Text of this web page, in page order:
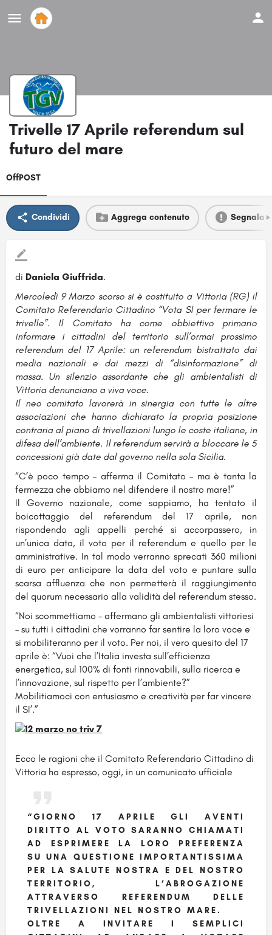
Trivelle 17 Aprile referendum sul
futuro del mare
OffPOST
Condividi Aggrega contenuto Segnala
di Daniela Giuffrida.
Mercoledì 9 Marzo scorso si è costituito a Vittoria (RG) il
Comitato Referendario Cittadino “Vota SI per fermare le
trivelle”. Il Comitato ha come obbiettivo primario
informare i cittadini del territorio sull’ormai prossimo
referendum del 17 Aprile: un referendum bistrattato dai
media nazionali e dai mezzi di “disinformazione” di
massa. Un silenzio assordante che gli ambientalisti di
Vittoria denunciano a viva voce.
Il neo comitato lavorerà in sinergia con tutte le altre
associazioni che hanno dichiarato la propria posizione
contraria al piano di trivellazioni lungo le coste italiane, in
difesa dell’ambiente. Il referendum servirà a bloccare le 5
concessioni già date dal governo nella sola Sicilia.
“C’è poco tempo – afferma il Comitato – ma è tanta la
fermezza che abbiamo nel difendere il nostro mare!”
Il Governo nazionale, come sappiamo, ha tentato il
boicottaggio del referendum del 17 aprile, non
rispondendo agli appelli perché si accorpassero, in
un’unica data, il voto per il referendum e quello per le
amministrative. In tal modo verranno sprecati 360 milioni
di euro per anticipare la data del voto e puntare sulla
scarsa affluenza che non permetterà il raggiungimento
del quorum necessario alla validità del referendum stesso.
“Noi scommettiamo – affermano gli ambientalisti vittoriesi
– su tutti i cittadini che vorranno far sentire la loro voce e
si mobiliteranno per il voto. Per noi, il vero quesito del 17
aprile è: “Vuoi che l’Italia investa sull’efficienza
energetica, sul 100% di fonti rinnovabili, sulla ricerca e
l’innovazione, sul rispetto per l’ambiente?”
Mobilitiamoci con entusiasmo e creatività per far vincere
il SI’.”
Ecco le ragioni che il Comitato Referendario Cittadino di
Vittoria ha espresso, oggi, in un comunicato ufficiale
“GIORNO 17 APRILE GLI AVENTI
DIRITTO AL VOTO SARANNO CHIAMATI
AD ESPRIMERE LA LORO PREFERENZA
SU UNA QUESTIONE IMPORTANTISSIMA
PER LA SALUTE NOSTRA E DEL NOSTRO
TERRITORIO, L’ABROGAZIONE
ATTRAVERSO REFERENDUM DELLE
TRIVELLAZIONI NEL NOSTRO MARE.
OLTRE A INVITARE I SEMPLICI